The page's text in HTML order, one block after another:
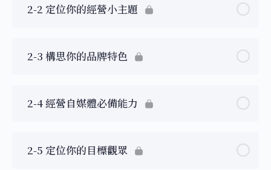
2-2 定位你的經營小主題
2-3 構思你的品牌特色
2-4 經營自媒體必備能力
2-5 定位你的目標觀眾